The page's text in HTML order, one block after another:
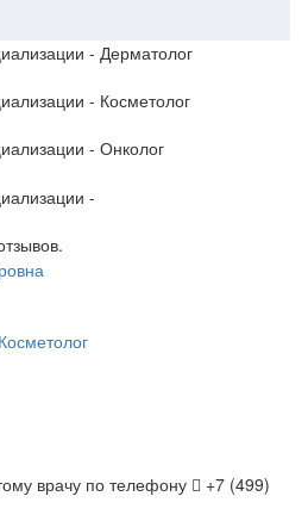
- Дерматолог
- Косметолог
- Онколог
-
Косметолог
врачу по телефону
+7 (499)